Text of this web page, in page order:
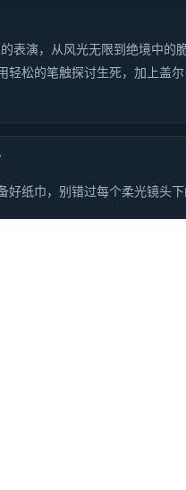
表演，从风光无限到绝境中的
轻松的笔触探讨生死，加上盖
好纸巾，别错过每个柔光镜头